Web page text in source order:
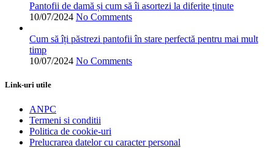
Pantofii de damă și cum să îi asortezi la diferite ținute
10/07/2024 No Comments
Cum să îți păstrezi pantofii în stare perfectă pentru mai mult
timp
10/07/2024 No Comments
Link-uri utile
ANPC
Termeni si conditii
Politica de cookie-uri
Prelucrarea datelor cu caracter personal